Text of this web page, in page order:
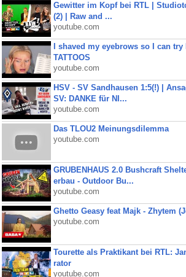
Gewitter im Kopf bei RTL |
(2) | Raw and ...
youtube.com
I shaved my eyebrows so I can try
TATTOOS
youtube.com
HSV - SV Sandhausen 1:5(!) |
SV: DANKE für NI...
youtube.com
Das TLOU2 Meinungsdilemma
youtube.com
GRUBENHAUS 2.0 Bushcraft
erbau - Outdoor Bu...
youtube.com
Ghetto Geasy feat Majk - Zhytem
youtube.com
Tourette als Praktikant bei RTL:
rator
youtube.com